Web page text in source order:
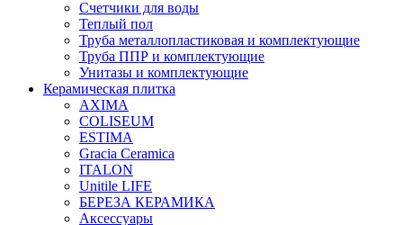
Счетчики для воды
Теплый пол
Труба металлопластиковая и комплектующие
Труба ППР и комплектующие
Унитазы и комплектующие
Керамическая плитка
AXIMA
COLISEUM
ESTIMA
Gracia Ceramica
ITALON
Unitile LIFE
БЕРЕЗА КЕРАМИКА
Аксессуары